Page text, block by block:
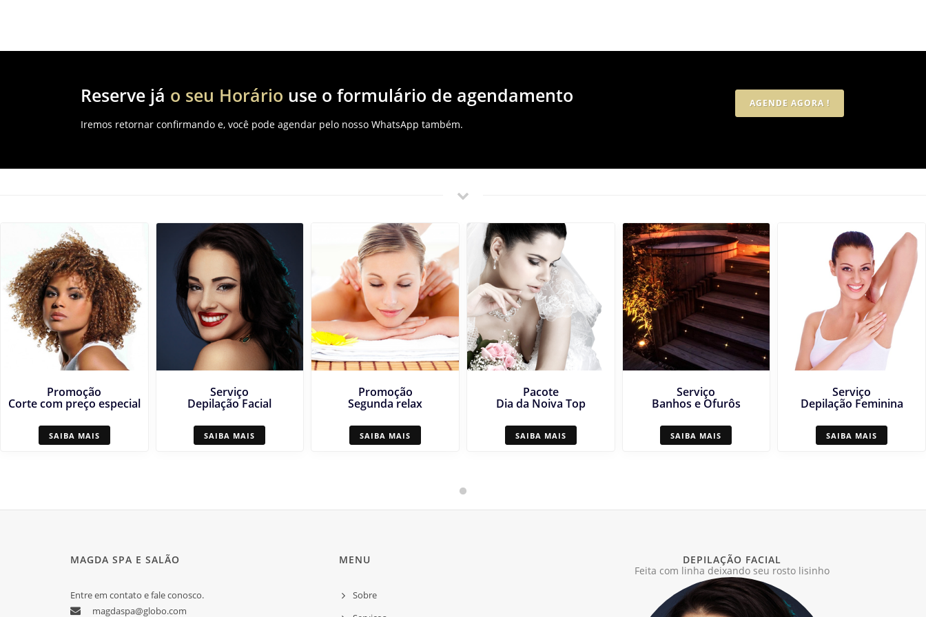
Reserve já o seu Horário use o formulário de agendamento
Iremos retornar confirmando e, você pode agendar pelo nosso WhatsApp também.
AGENDE AGORA !
Promoção
Corte com preço especial
SAIBA MAIS
Serviço
Depilação Facial
SAIBA MAIS
Promoção
Segunda relax
SAIBA MAIS
Pacote
Dia da Noiva Top
SAIBA MAIS
Serviço
Banhos e Ofurôs
SAIBA MAIS
Serviço
Depilação Feminina
SAIBA MAIS
MAGDA SPA E SALÃO
Entre em contato e fale conosco.
magdaspa@globo.com
MENU
Sobre
DEPILAÇÃO FACIAL
Feita com linha deixando seu rosto lisinho